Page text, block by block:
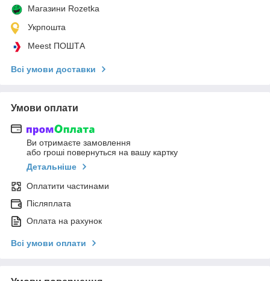
Магазини Rozetka
Укрпошта
Meest ПОШТА
Всі умови доставки
Умови оплати
Ви отримаєте замовлення
або гроші повернуться на вашу картку
Детальніше
Оплатити частинами
Післяплата
Оплата на рахунок
Всі умови оплати